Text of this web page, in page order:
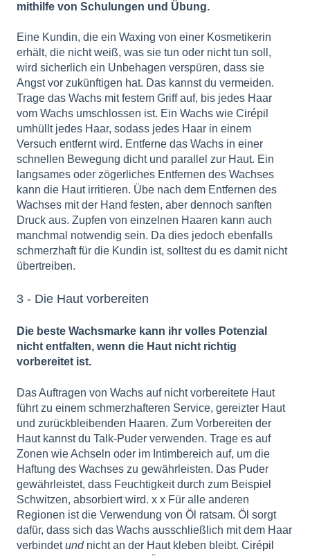
mithilfe von Schulungen und Übung.
Eine Kundin, die ein Waxing von einer Kosmetikerin
erhält, die nicht weiß, was sie tun oder nicht tun soll,
wird sicherlich ein Unbehagen verspüren, dass sie
Angst vor zukünftigen hat. Das kannst du vermeiden.
Trage das Wachs mit festem Griff auf, bis jedes Haar
vom Wachs umschlossen ist. Ein Wachs wie Cirépil
umhüllt jedes Haar, sodass jedes Haar in einem
Versuch entfernt wird. Entferne das Wachs in einer
schnellen Bewegung dicht und parallel zur Haut. Ein
langsames oder zögerliches Entfernen des Wachses
kann die Haut irritieren. Übe nach dem Entfernen des
Wachses mit der Hand festen, aber dennoch sanften
Druck aus. Zupfen von einzelnen Haaren kann auch
manchmal notwendig sein. Da dies jedoch ebenfalls
schmerzhaft für die Kundin ist, solltest du es damit nicht
übertreiben.
3 - Die Haut vorbereiten
Die beste Wachsmarke kann ihr volles Potenzial
nicht entfalten, wenn die Haut nicht richtig
vorbereitet ist.
Das Auftragen von Wachs auf nicht vorbereitete Haut
führt zu einem schmerzhafteren Service, gereizter Haut
und zurückbleibenden Haaren. Zum Vorbereiten der
Haut kannst du Talk-Puder verwenden. Trage es auf
Zonen wie Achseln oder im Intimbereich auf, um die
Haftung des Wachses zu gewährleisten. Das Puder
gewährleistet, dass Feuchtigkeit durch zum Beispiel
Schwitzen, absorbiert wird. x x Für alle anderen
Regionen ist die Verwendung von Öl ratsam. Öl sorgt
dafür, dass sich das Wachs ausschließlich mit dem Haar
verbindetundnicht an der Haut kleben bleibt. Cirépil